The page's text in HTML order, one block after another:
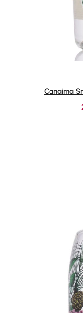
Durchschnittliche
Canaima